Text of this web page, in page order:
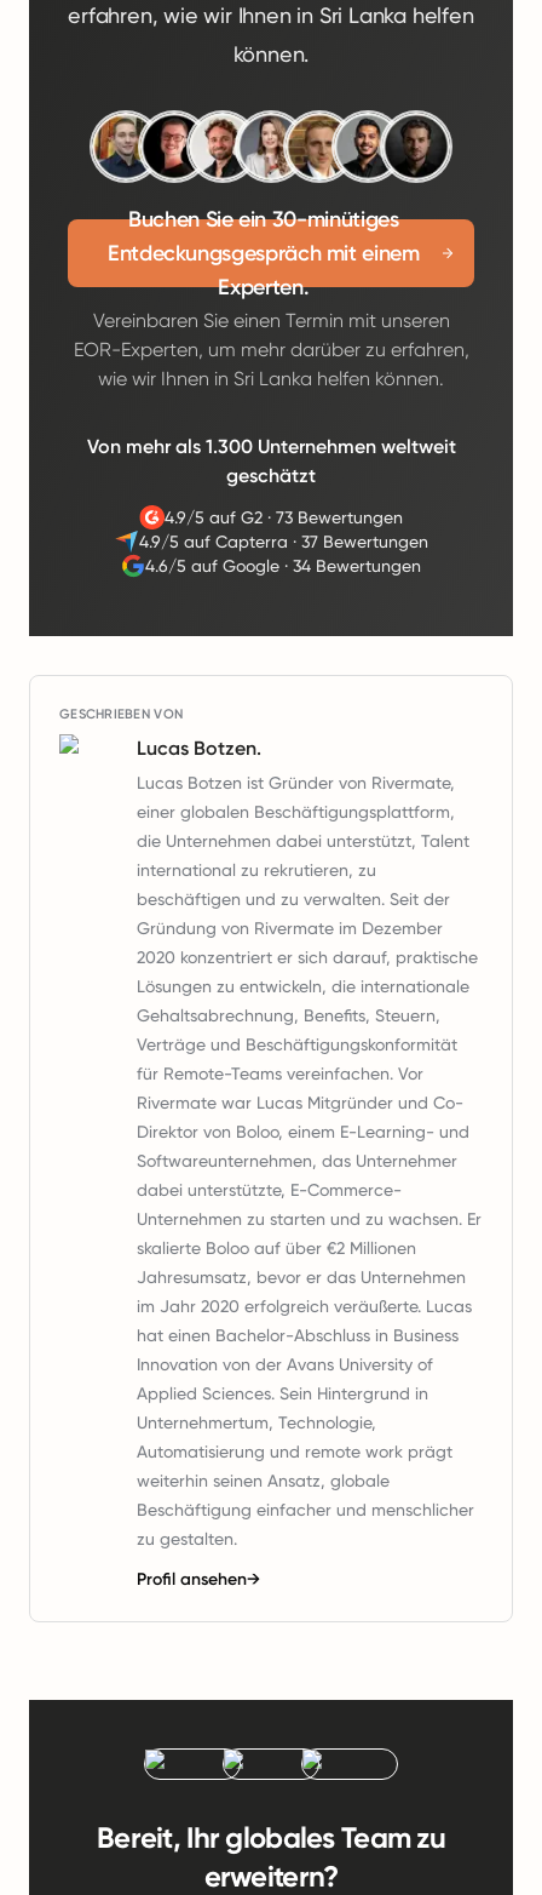
erfahren, wie wir Ihnen in Sri Lanka helfen
können.
Buchen Sie ein 30-minütiges
Entdeckungsgespräch mit einem
Experten.
Vereinbaren Sie einen Termin mit unseren
EOR-Experten, um mehr darüber zu erfahren,
wie wir Ihnen in Sri Lanka helfen können.
Von mehr als 1.300 Unternehmen weltweit
geschätzt
4.9/5 auf G2· 73 Bewertungen
4.9/5 auf Capterra · 37 Bewertungen
4.6/5 auf Google ·34 Bewertungen
GESCHRIEBEN VON
Lucas Botzen.
Lucas Botzen ist Gründer von Rivermate,
einer globalen Beschäftigungsplattform,
die Unternehmen dabei unterstützt, Talent
international zu rekrutieren, zu
beschäftigen und zu verwalten. Seit der
Gründung von Rivermate im Dezember
2020 konzentriert er sich darauf, praktische
Lösungen zu entwickeln, die internationale
Gehaltsabrechnung, Benefits, Steuern,
Verträge und Beschäftigungskonformität
für Remote-Teams vereinfachen. Vor
Rivermate war Lucas Mitgründer und Co-
Direktor von Boloo, einem E-Learning- und
Softwareunternehmen, das Unternehmer
dabei unterstützte, E-Commerce-
Unternehmen zu starten und zu wachsen. Er
skalierte Boloo auf über €2 Millionen
Jahresumsatz, bevor er das Unternehmen
im Jahr 2020 erfolgreich veräußerte. Lucas
hat einen Bachelor-Abschluss in Business
Innovation von der Avans University of
Applied Sciences. Sein Hintergrund in
Unternehmertum, Technologie,
Automatisierung und remote work prägt
weiterhin seinen Ansatz, globale
Beschäftigung einfacher und menschlicher
zu gestalten.
Profil ansehen→
Bereit, Ihr globales Team zu
erweitern?